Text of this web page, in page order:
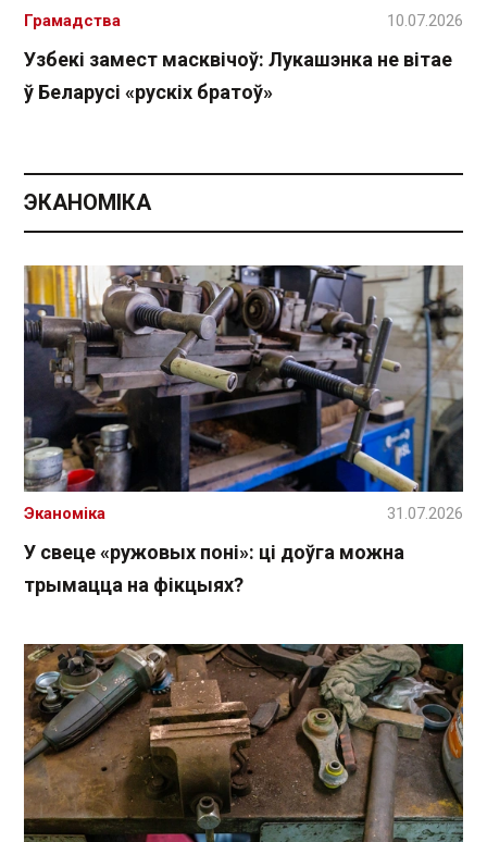
Узбекі замест масквічоў: Лукашэнка не вітае
ў Беларусі «рускіх братоў»
Грамадства 10.07.2026
ЭКАНОМІКА
У свеце «ружовых поні»: ці доўга можна
трымацца на фікцыях?
Эканоміка 31.07.2026